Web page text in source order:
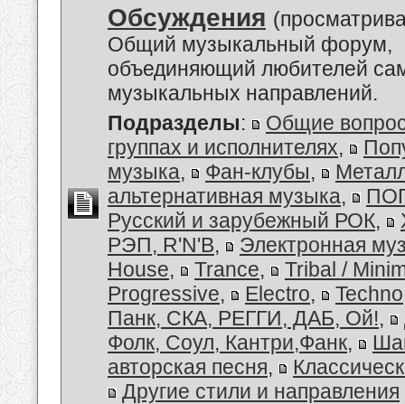
Обсуждения
Общий музыкальный форум,
объединяющий любителей
музыкальных направлений.
Подразделы:
Общие
группах и исполнителях,
музыка, Фан-клубы,
альтернативная музыка,
Русский и зарубежный РОК,
РЭП, R'N'B,
Электронная
House, Trance,
Tribal /
Progressive, Electro, Techno
Панк, СКА, РЕГГИ, ДАБ, Ой!,
Фолк, Соул, Кантри,Фанк,
авторская песня,
Другие стили и направления